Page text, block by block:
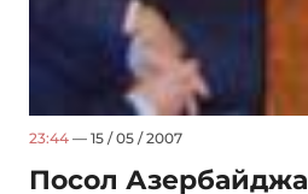
23:44 — 15 / 05 / 2007
Посол